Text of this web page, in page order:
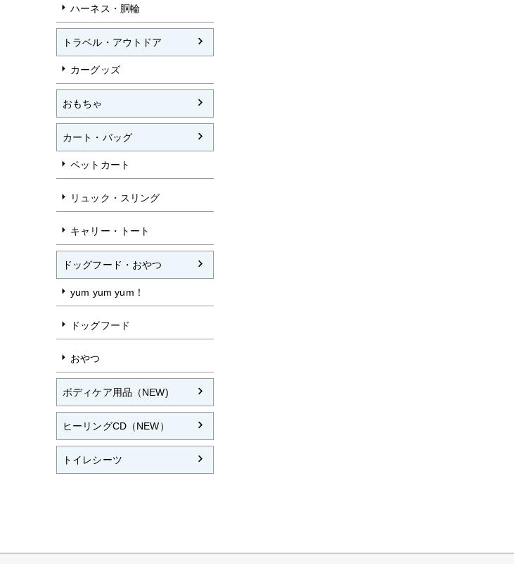
ハーネス・胴輪
トラベル・アウトドア
カーグッズ
おもちゃ
カート・バッグ
ペットカート
リュック・スリング
キャリー・トート
ドッグフード・おやつ
yum yum yum！
ドッグフード
おやつ
ボディケア用品（NEW)
ヒーリングCD（NEW）
トイレシーツ